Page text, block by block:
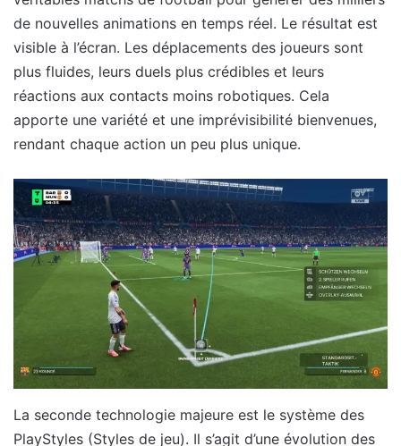
de nouvelles animations en temps réel. Le résultat est
visible à l’écran. Les déplacements des joueurs sont
plus fluides, leurs duels plus crédibles et leurs
réactions aux contacts moins robotiques. Cela
apporte une variété et une imprévisibilité bienvenues,
rendant chaque action un peu plus unique.
La seconde technologie majeure est le système des
PlayStyles (Styles de jeu). Il s’agit d’une évolution des